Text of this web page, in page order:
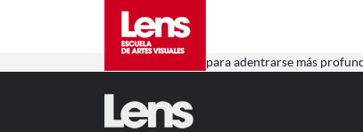
Curso interesante para adentrarse más